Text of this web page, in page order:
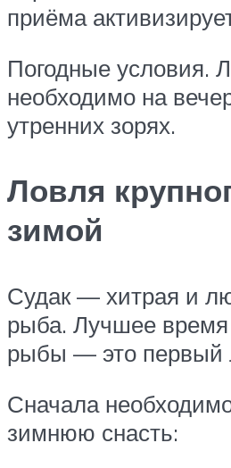
приёма
Погодные условия.
необходимо на
утренних зорях.
Ловля
зимой
Судак — хитрая и
рыба. Лучшее
рыбы — это первый
Сначала
зимнюю снасть: